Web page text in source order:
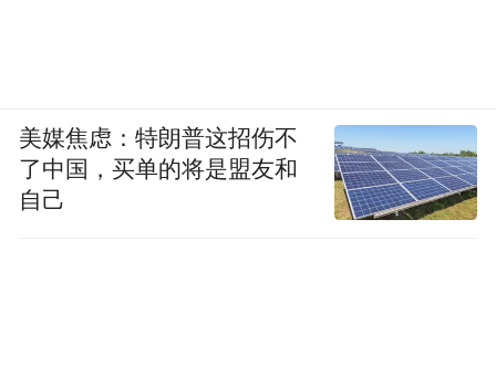
美媒焦虑：特朗普这招伤不
了中国，买单的将是盟友和
自己